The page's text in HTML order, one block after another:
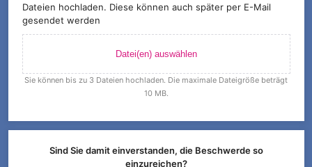
Dateien hochladen. Diese können auch später per E-Mail
gesendet werden
Datei(en) auswählen
Sie können bis zu 3 Dateien hochladen. Die maximale Dateigröße beträgt
10 MB.
Sind Sie damit einverstanden, die Beschwerde so
einzureichen?